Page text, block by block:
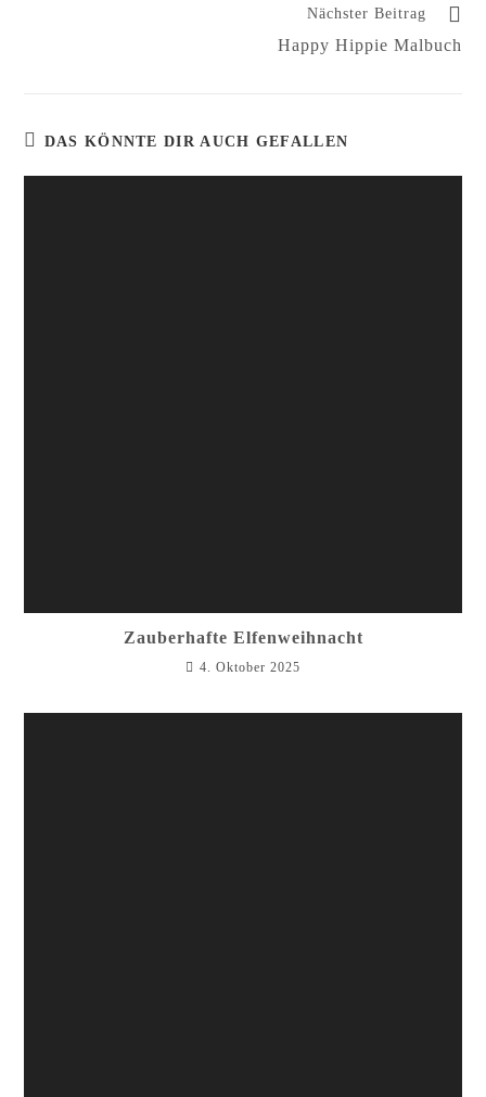
Nächster Beitrag
Happy Hippie Malbuch
DAS KÖNNTE DIR AUCH GEFALLEN
Zauberhafte Elfenweihnacht
4. Oktober 2025